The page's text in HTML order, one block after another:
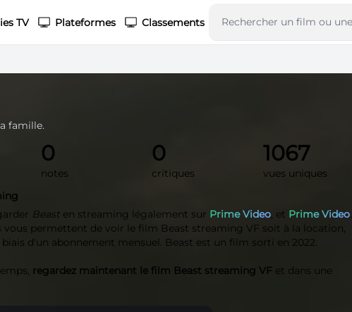
TV Plateformes Classements
famille.
0
notes
0
critiques
1067
vues uniques
Beast en streaming légalement sur Prime Video, et Prime Video.
vous permettent de voir le film Beast streaming VF soit à la location,
d'un abonnement mensuel. Beast est un film sorti en 2022.
regardez maintenant le film Beast streaming VF et dans une